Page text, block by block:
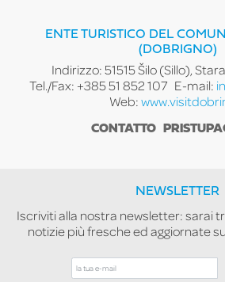
ENTE TURISTICO DEL
(DOBRIGNO)
Indirizzo: 51515 Šilo (Sillo),
Tel./Fax: +385 51 852 107 E-mail:
Web:
CONTATTO
NEWSLETTER
Iscriviti alla nostra newsletter: sarai
notizie più fresche ed aggiornate